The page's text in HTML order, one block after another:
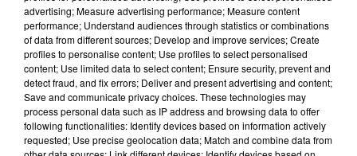
présente.
LE MAGASIN JOUÉCLUB DE REIMS FERME
SES PORTES
advertising; Measure advertising performance; Measure content
performance; Understand audiences through statistics or combinations
of data from different sources; Develop and improve services; Create
profiles to personalise content; Use profiles to select personalised
content; Use limited data to select content; Ensure security, prevent and
detect fraud, and fix errors; Deliver and present advertising and content;
Save and communicate privacy choices. These technologies may
process personal data such as IP address and browsing data to offer
following functionalities: Identify devices based on information actively
requested; Use precise geolocation data; Match and combine data from